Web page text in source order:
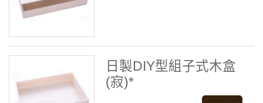
日製DIY型組子式木盒
(寂)*